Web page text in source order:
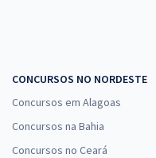
CONCURSOS NO NORDESTE
Concursos em Alagoas
Concursos na Bahia
Concursos no Ceará